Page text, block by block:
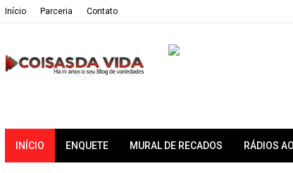
Iní­cio Parceria Contato
INÍCIO ENQUETE MURAL DE RECADOS RÁDIOS